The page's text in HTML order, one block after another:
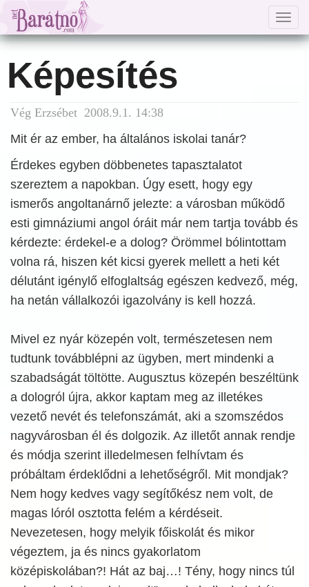
Képesítés
Vég Erzsébet 2008.9.1. 14:38
Mit ér az ember, ha általános iskolai tanár?
Érdekes egyben döbbenetes tapasztalatot
szereztem a napokban. Úgy esett, hogy egy
ismerős angoltanárnő jelezte: a városban működő
esti gimnáziumi angol óráit már nem tartja tovább és
kérdezte: érdekel-e a dolog? Örömmel bólintottam
volna rá, hiszen két kicsi gyerek mellett a heti két
délutánt igénylő elfoglaltság egészen kedvező, még,
ha netán vállalkozói igazolvány is kell hozzá.
Mivel ez nyár közepén volt, természetesen nem
tudtunk továbblépni az ügyben, mert mindenki a
szabadságát töltötte. Augusztus közepén beszéltünk
a dologról újra, akkor kaptam meg az illetékes
vezető nevét és telefonszámát, aki a szomszédos
nagyvárosban él és dolgozik. Az illetőt annak rendje
és módja szerint illedelmesen felhívtam és
próbáltam érdeklődni a lehetőségről. Mit mondjak?
Nem hogy kedves vagy segítőkész nem volt, de
magas lóról osztotta felém a kérdéseit.
Nevezetesen, hogy melyik főiskolát és mikor
végeztem, ja és nincs gyakorlatom
középiskolában?! Hát az baj…! Tény, hogy nincs túl